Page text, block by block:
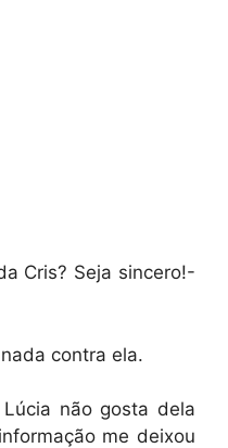
Cris? Seja sincero!-
contra ela.
não gosta dela
me deixou